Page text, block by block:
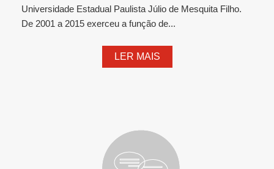
Universidade Estadual Paulista Júlio de Mesquita Filho.
De 2001 a 2015 exerceu a função de...
LER MAIS